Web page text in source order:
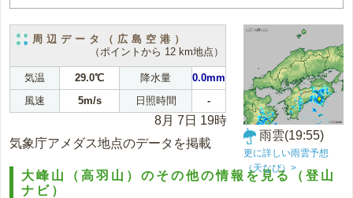
周辺データ（広島空港）
（ポイントから 12 km地点）
気温 29.0℃ 降水量
0.0mm
風速
5m/s 日照時間 -
8月 7日 19時
気象庁アメダス地点のデータを掲載
雨雲(19:55)
更に詳しい雨雲予想
（天なび）>
大峰山（高羽山）のその他の情報を見る（登山
ナビ）